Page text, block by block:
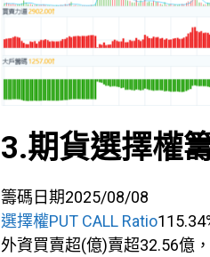
3.期貨選擇權
籌碼日期2025/08/08
選擇權PUT CALL Ratio
外資買賣超(億)賣超32.56億